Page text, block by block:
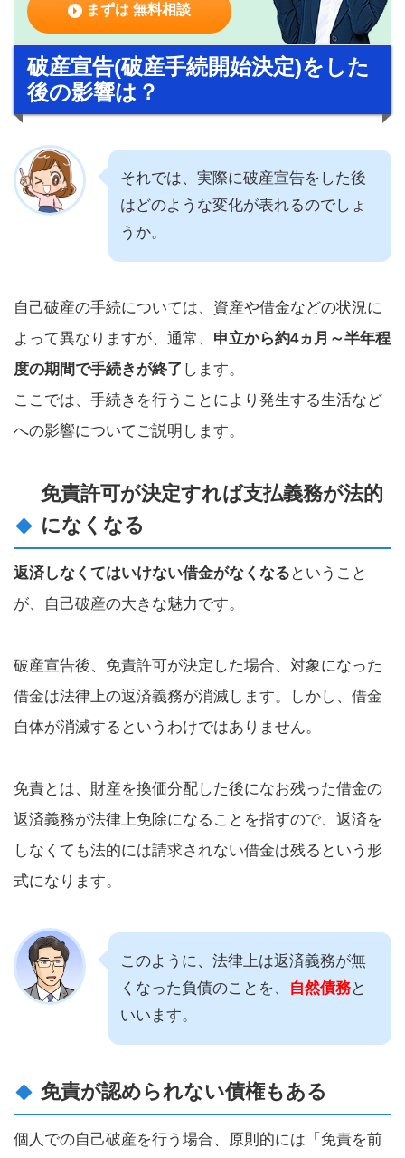
まずは 無料相談
破産宣告(破産手続開始決定)をした
後の影響は？
それでは、実際に破産宣告をした後
はどのような変化が表れるのでしょ
うか。
自己破産の手続については、資産や借金などの状況に
よって異なりますが、通常、 申立から約4ヵ月～半年程
度の期間で手続きが終了 します。
ここでは、手続きを行うことにより発生する生活など
への影響についてご説明します。
免責許可が決定すれば支払義務が法的
になくなる
返済しなくてはいけない借金がなくなる ということ
が、自己破産の大きな魅力です。
破産宣告後、免責許可が決定した場合、対象になった
借金は法律上の返済義務が消滅します。しかし、借金
自体が消滅するというわけではありません。
免責とは、財産を換価分配した後になお残った借金の
返済義務が法律上免除になることを指すので、返済を
しなくても法的には請求されない借金は残るという形
式になります。
このように、法律上は返済義務が無
くなった負債のことを、
自然債務と
いいます。
免責が認められない債権もある
個人での自己破産を行う場合、原則的には「免責を前